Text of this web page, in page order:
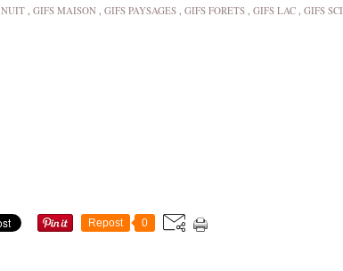
, GIFS MAISON, GIFS PAYSAGES, GIFS FORETS, GIFS LAC, GIFS
Repost 0